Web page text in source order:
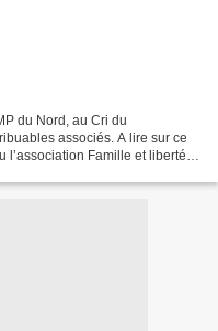
du Nord, au Cri du
associés. A lire sur ce
Famille et liberté.